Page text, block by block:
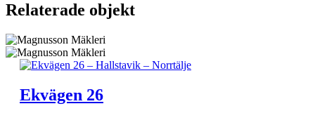
Relaterade objekt
Ekvägen 26